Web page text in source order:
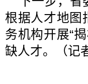
根据人才地图
务机构开展“
缺人才。（记